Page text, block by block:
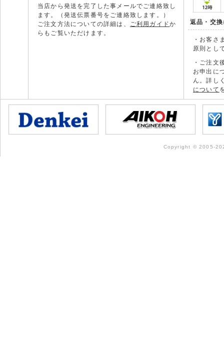
当店から発送を完了した事メールでご連絡致し
ます。（発送伝票番号をご連絡致します。）
ご注文方法についての詳細は、 ご利用ガイドか
らもご覧いただけます。
返品・交
・お客さ
原則とし
・ご注文
お申出に
ん。詳し
について
Copyright © 2005-